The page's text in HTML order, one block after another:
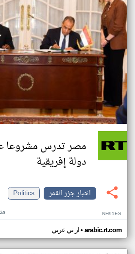
مصر تدرس مشروعا
دولة إفريقية
اخبار جزر القمر
Politics
NH91ES
ار تي عربي• arabic.rt.com